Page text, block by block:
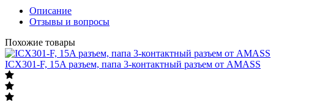
Описание
Отзывы и вопросы
Похожие товары
ICX301-F, 15A разъем, папа 3-контактный разъем от AMASS